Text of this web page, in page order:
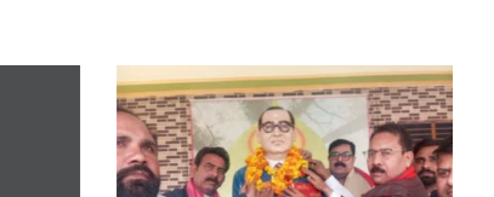
March 8, 2025